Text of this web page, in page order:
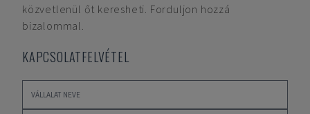
közvetlenül őt keresheti. Forduljon hozzá
bizalommal.
KAPCSOLATFELVÉTEL